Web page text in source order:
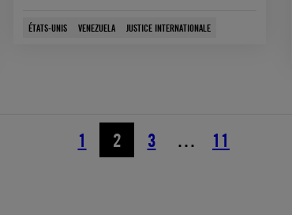
ÉTATS-UNIS VENEZUELA JUSTICE INTERNATIONALE
1 2 3 … 11